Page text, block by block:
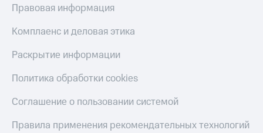
Правовая информация
Комплаенс и деловая этика
Раскрытие информации
Политика обработки cookies
Соглашение о пользовании системой
Правила применения рекомендательных технологий